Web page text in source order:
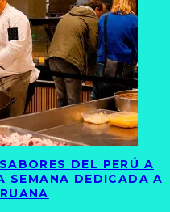
DEL PERÚ A
SEMANA DEDICADA A